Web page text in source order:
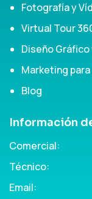
Fotografía y
Virtual Tour
Diseño
Marketing
Blog
Información
Comercial:
Técnico:
Email: